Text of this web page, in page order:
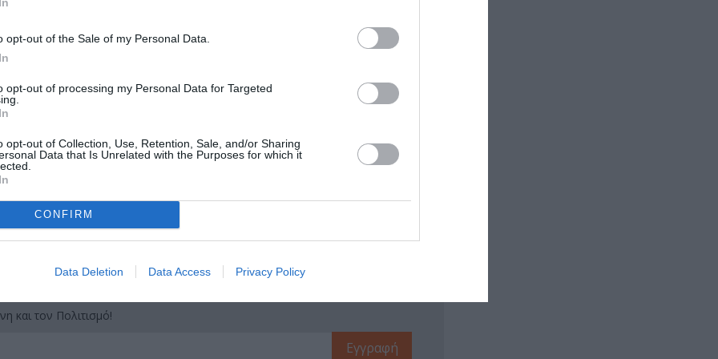
opt-out of the Sale of my Personal Data.
opt-out of processing my Personal Data for Targeted
opt-out of Collection, Use, Retention, Sale, and/or Sharing
Data that Is Unrelated with the Purposes for which it
CONFIRM
Data Deletion Data Access Privacy Policy
4484-1, Σελ.: 224, Σχήμα: 14 Χ 20,6, Τιμή: 15.00€
πρώτοι όλες τις ειδήσεις
στο
Δες εδώ!❯
και τον Πολιτισμό!